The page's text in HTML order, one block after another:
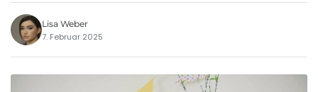
Lisa Weber
7. Februar 2025